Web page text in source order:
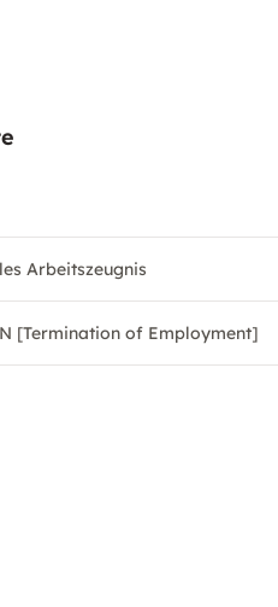
Arbeitszeugnis
[Termination of Employment]